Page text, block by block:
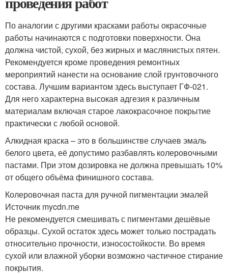
По аналогии с другими красками работы окрасочные
работы начинаются с подготовки поверхности. Она
должна чистой, сухой, без жирных и маслянистых пятен.
Рекомендуется кроме проведения ремонтных
мероприятий нанести на основание слой грунтовочного
состава. Лучшим вариантом здесь выступает ГФ-021.
Для него характерна высокая адгезия к различным
материалам включая старое лакокрасочное покрытие
практически с любой основой.
Алкидная краска – это в большинстве случаев эмаль
белого цвета, её допустимо разбавлять колеровочными
пастами. При этом дозировка не должна превышать 10%
от общего объёма финишного состава.
Колеровочная паста для ручной пигментации эмалей
Источник mycdn.me
Не рекомендуется смешивать с пигментами дешёвые
образцы. Сухой остаток здесь может только пострадать
относительно прочности, износостойкости. Во время
сухой или влажной уборки возможно частичное стирание
покрытия.